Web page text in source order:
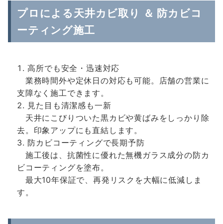
プロによる天井カビ取り ＆ 防カビコ
ーティング施工
高所でも安全・迅速対応
業務時間外や定休日の対応も可能。店舗の営業に
支障なく施工できます。
見た目も清潔感も一新
天井にこびりついた黒カビや黄ばみをしっかり除
去。印象アップにも直結します。
防カビコーティングで長期予防
施工後は、抗菌性に優れた無機ガラス成分の防カ
ビコーティングを塗布。
最大10年保証で、再発リスクを大幅に低減しま
す。